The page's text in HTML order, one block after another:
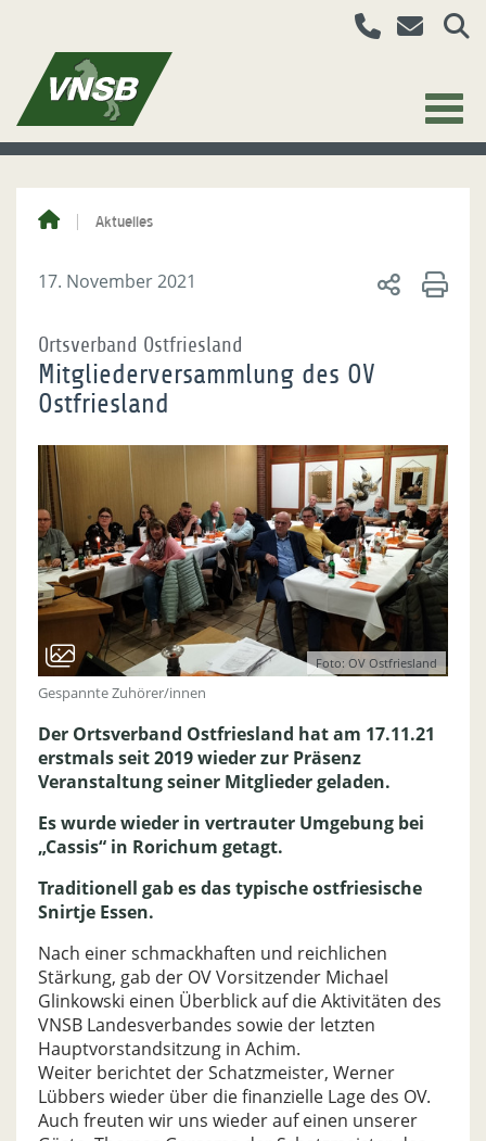
Aktuelles
17. November 2021
Ortsverband Ostfriesland
Mitgliederversammlung des OV
Ostfriesland
Foto: OV Ostfriesland
Gespannte Zuhörer/innen
Der Ortsverband Ostfriesland hat am 17.11.21
erstmals seit 2019 wieder zur Präsenz
Veranstaltung seiner Mitglieder geladen.
Es wurde wieder in vertrauter Umgebung bei
„Cassis“ in Rorichum getagt.
Traditionell gab es das typische ostfriesische
Snirtje Essen.
Nach einer schmackhaften und reichlichen
Stärkung, gab der OV Vorsitzender Michael
Glinkowski einen Überblick auf die Aktivitäten des
VNSB Landesverbandes sowie der letzten
Hauptvorstandsitzung in Achim.
Weiter berichtet der Schatzmeister, Werner
Lübbers wieder über die finanzielle Lage des OV.
Auch freuten wir uns wieder auf einen unserer